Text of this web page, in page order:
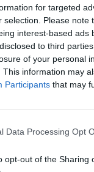
for targeted
selection. Please
interest-based ads
to third
of your personal
This information may
Participants that may
Data Processing Opt
opt-out of the Sharing
biatlono
šio sezono
etapuose
Austrijoje
14 vietą.